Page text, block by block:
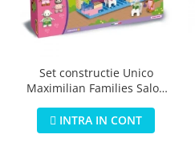
Set constructie Unico
Maximilian Families Salon
INTRA IN CONT